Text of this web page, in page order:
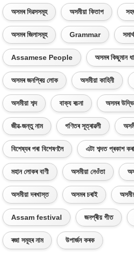
অসমৰ দিৱসসমূহ অসমীয়া কিতাপ
অসমৰ জিলাসমূহ Grammar
Assamese People অসমৰ কিছুমান
অসমৰ জনপ্ৰিয় লোক অসমীয়া কাহিনী
অসমীয়া শব্দ বাক্য ৰচনা অসমৰ
জীৱ-জন্তু নাম গণিতৰ সূত্ৰাৱলী
বিশেষ্যৰ পৰা বিশেষণলৈ এটা শব্দত প্ৰকাশ কৰা
মহান লোকৰ বাণী অসমীয়া নেওঁতা
অসমীয়া দৰখাস্ত অসমৰ চৰাই
Assam festival জনপ্ৰীয় গীত
ৰজা সমূহৰ নাম উপাৰ্জন কৰক